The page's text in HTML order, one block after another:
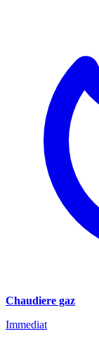
Chaudiere gaz
Immediat